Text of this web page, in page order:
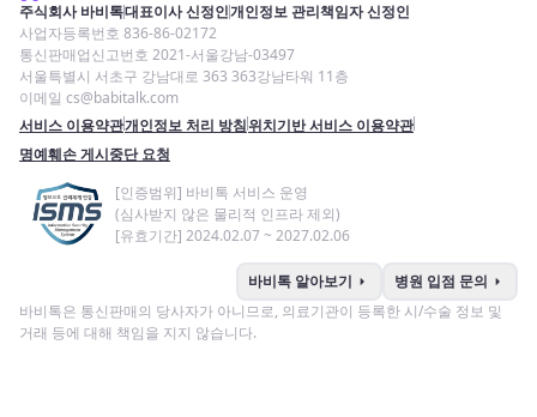
주식회사 바비톡대표이사 신정인개인정보 관리책임자 신정인
사업자등록번호 836-86-02172
통신판매업신고번호 2021-서울강남-03497
서울특별시 서초구 강남대로 363 363강남타워 11층
이메일 cs@babitalk.com
서비스 이용약관개인정보 처리 방침위치기반 서비스 이용약관
명예훼손 게시중단 요청
[인증범위] 바비톡 서비스 운영
(심사받지 않은 물리적 인프라 제외)
[유효기간] 2024.02.07 ~ 2027.02.06
바비톡 알아보기 arrow_right 병원 입점 문의 arrow_right
바비톡은 통신판매의 당사자가 아니므로, 의료기관이 등록한 시/수술 정보 및
거래 등에 대해 책임을 지지 않습니다.